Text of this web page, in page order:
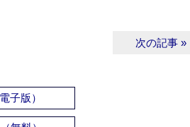
次の記事 »
子版）